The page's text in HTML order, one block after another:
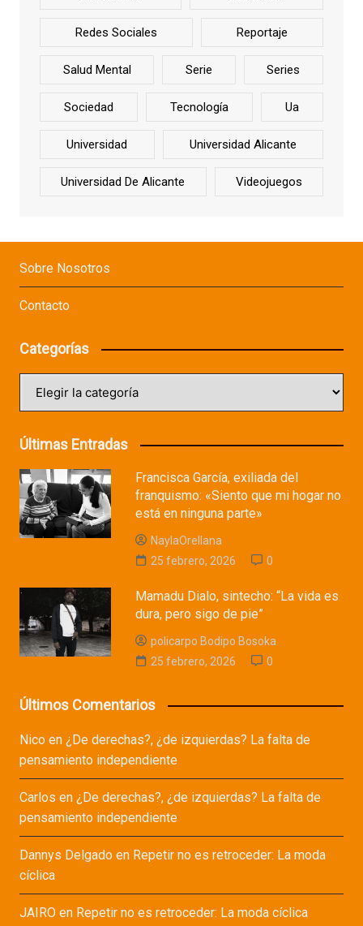
Redes Sociales Reportaje
Salud Mental Serie Series
Sociedad Tecnología Ua
Universidad Universidad Alicante
Universidad De Alicante Videojuegos
Sobre Nosotros
Contacto
Categorías
Últimas Entradas
Francisca García, exiliada del
franquismo: «Siento que mi hogar no
está en ninguna parte»
NaylaOrellana
25 febrero, 2026
0
Mamadu Dialo, sintecho: “La vida es
dura, pero sigo de pie”
policarpo Bodipo Bosoka
25 febrero, 2026
0
Últimos Comentarios
Nicoen ¿De derechas?, ¿de izquierdas? La falta de
pensamiento independiente
Carlos en ¿De derechas?, ¿de izquierdas? La falta de
pensamiento independiente
Dannys Delgadoen Repetir no es retroceder: La moda
cíclica
JAIROen Repetir no es retroceder: La moda cíclica